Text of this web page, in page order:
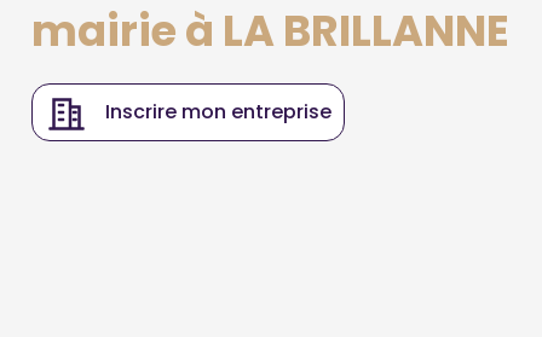
mairie à LA BRILLANNE
Inscrire mon entreprise